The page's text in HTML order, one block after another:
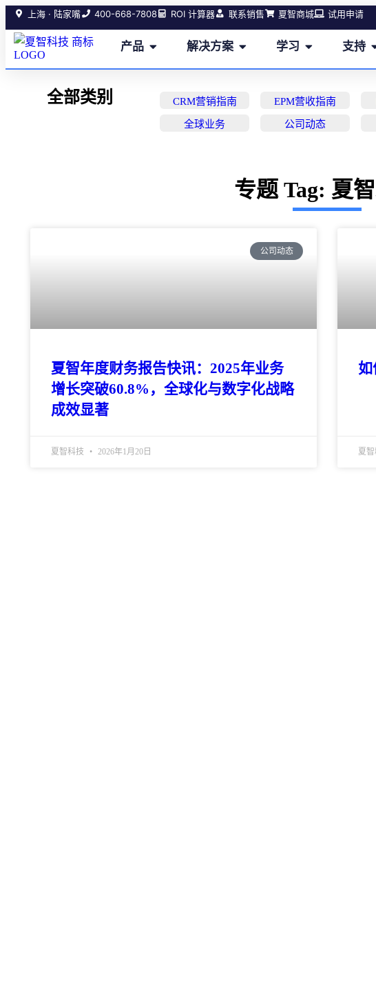
上海 · 陆家嘴 400-668-7808 ROI 计算器 联系销售 夏智商城 试用申请
产品 解决方案 学习 支持
全部类别 CRM营销指南 EPM营收指南
全球业务 公司动态
专题 Tag: 夏
公司动态
夏智年度财务报告快讯：2025年业务
增长突破60.8%，全球化与数字化战略
成效显著
夏智科技 2026年1月20日 夏